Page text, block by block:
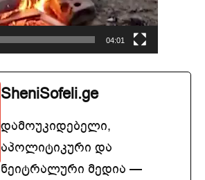
04:01
SheniSofeli.ge
დამოუკიდებელი,
აპოლიტიკური და
ნეიტრალური მედია —